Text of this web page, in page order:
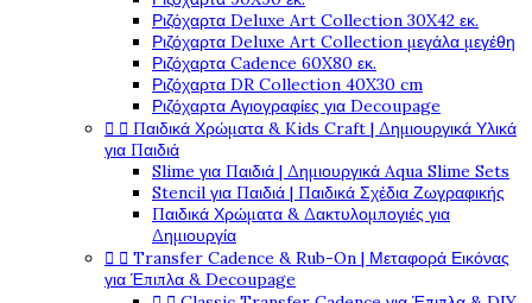
Ριζόχαρτα Deluxe Art Collection 30X42 εκ.
Ριζόχαρτα Deluxe Art Collection μεγάλα μεγέθη
Ριζόχαρτα Cadence 60X80 εκ.
Ριζόχαρτα DR Collection 40X30 cm
Ριζόχαρτα Αγιογραφίες για Decoupage
  Παιδικά Χρώματα & Kids Craft | Δημιουργικά Υλικά
για Παιδιά
Slime για Παιδιά | Δημιουργικά Aqua Slime Sets
Stencil για Παιδιά | Παιδικά Σχέδια Ζωγραφικής
Παιδικά Χρώματα & Δακτυλομπογιές για
Δημιουργία
  Transfer Cadence & Rub-On | Μεταφορά Εικόνας
για Έπιπλα & Decoupage